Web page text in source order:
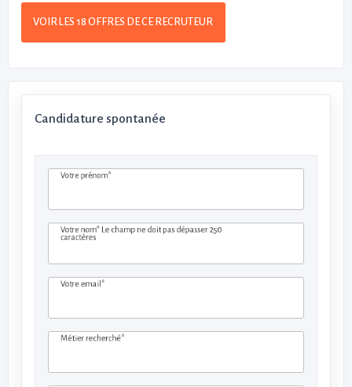
VOIR LES 18 OFFRES DE CE RECRUTEUR
Candidature spontanée
Votre prénom*
Votre nom* Le champ ne doit pas dépasser 250
caractères
Votre email*
Métier recherché*